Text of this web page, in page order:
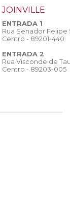
JOINVILLE
ENTRADA 1
Rua Senador
Centro - 89201-440
ENTRADA 2
Rua Visconde de
Centro - 89203-005